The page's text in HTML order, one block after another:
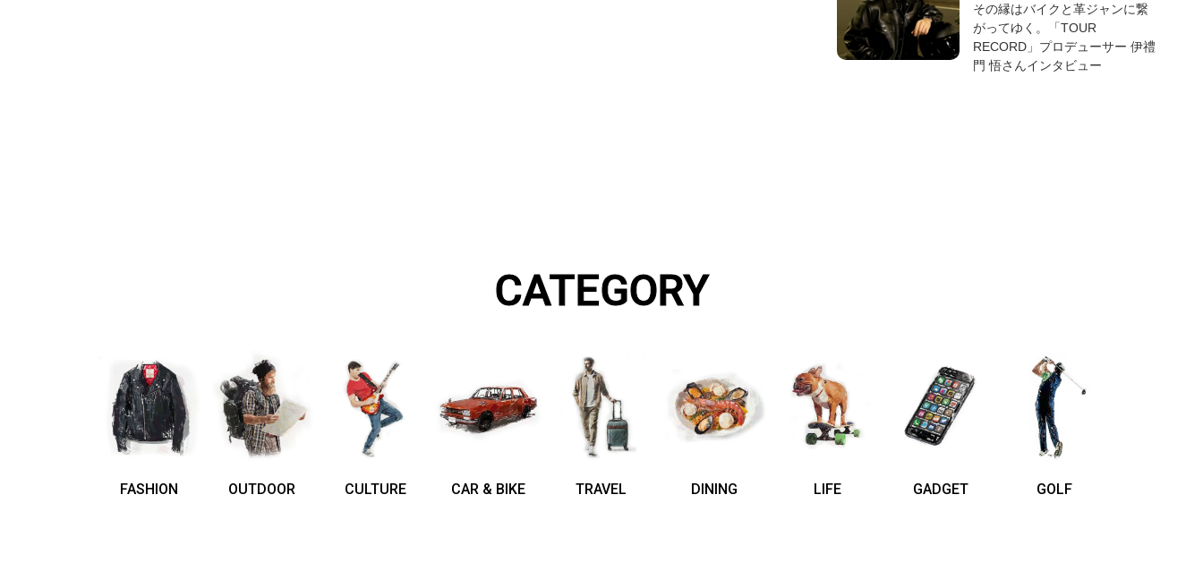
その縁はバイクと革ジャンに繋
がってゆく。「TOUR
RECORD」プロデューサー 伊禮
門 悟さんインタビュー
CATEGORY
FASHION OUTDOOR CULTURE CAR & BIKE TRAVEL DINING LIFE GADGET GOLF